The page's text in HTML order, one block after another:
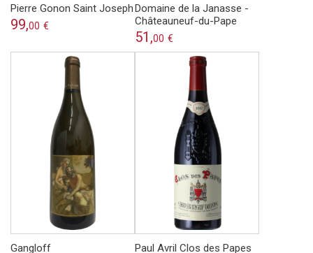
Pierre Gonon Saint Joseph
99,00 €
Domaine de la Janasse -
Châteauneuf-du-Pape
51,00 €
Gangloff
Paul Avril Clos des Papes